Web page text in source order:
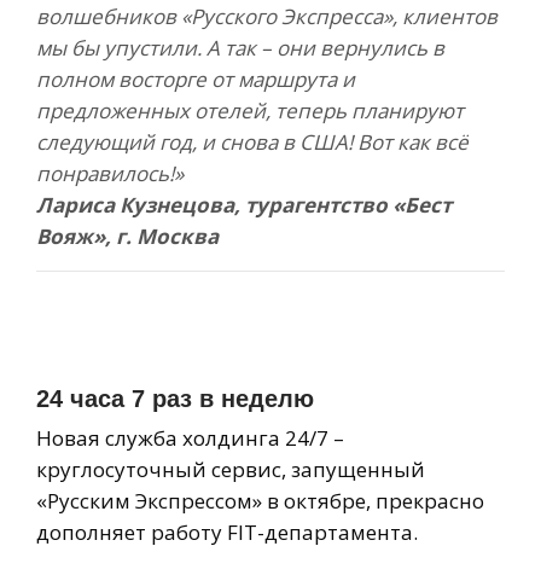
волшебников «Русского Экспресса», клиентов
мы бы упустили. А так – они вернулись в
полном восторге от маршрута и
предложенных отелей, теперь планируют
следующий год, и снова в США! Вот как всё
понравилось!»
Лариса Кузнецова, турагентство «Бест
Вояж», г. Москва
24 часа 7 раз в неделю
Новая служба холдинга 24/7 –
круглосуточный сервис, запущенный
«Русским Экспрессом» в октябре, прекрасно
дополняет работу FIT-департамента.